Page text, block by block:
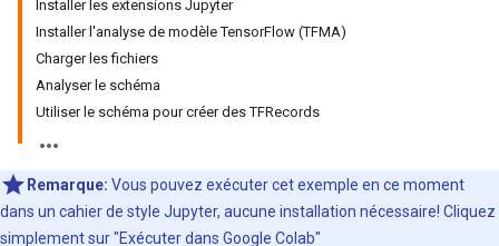
Installer les extensions Jupyter
Installer l'analyse de modèle TensorFlow (TFMA)
Charger les fichiers
Analyser le schéma
Utiliser le schéma pour créer des TFRecords
Remarque: Vous pouvez exécuter cet exemple en ce moment
dans un cahier de style Jupyter, aucune installation nécessaire! Cliquez
simplement sur "Exécuter dans Google Colab"